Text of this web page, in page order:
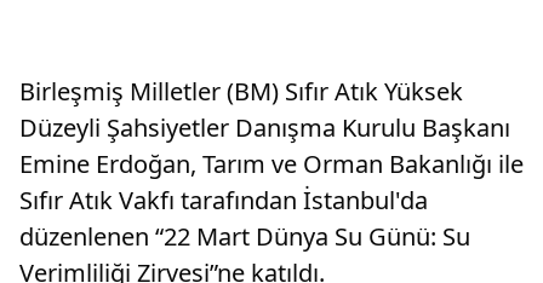
Birleşmiş Milletler (BM) Sıfır Atık Yüksek
Düzeyli Şahsiyetler Danışma Kurulu Başkanı
Emine Erdoğan, Tarım ve Orman Bakanlığı ile
Sıfır Atık Vakfı tarafından İstanbul'da
düzenlenen “22 Mart Dünya Su Günü: Su
Verimliliği Zirvesi”ne katıldı.